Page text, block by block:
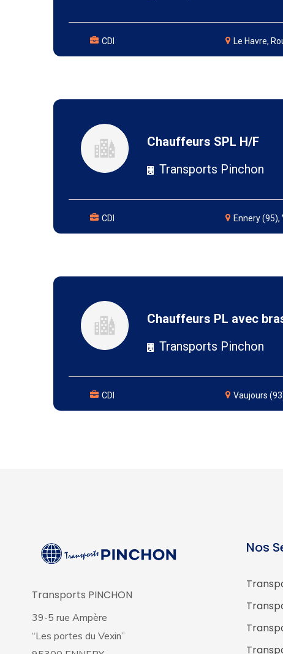
CDI Le Havre,
Chauffeurs SPL H/F
Transports Pinchon
CDI Ennery
Chauffeurs PL avec
Transports Pinchon
CDI Vaujours
Transports PINCHON
39-5 rue Ampère
“Les portes du Vexin”
Nos